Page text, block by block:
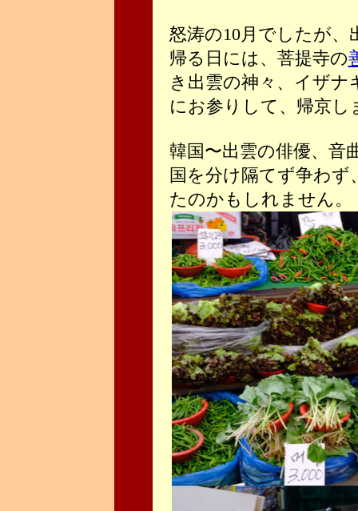
怒涛の10月でしたが、
帰る日には、菩提寺の
き出雲の神々、イザ
にお参りして、帰京し
韓国〜出雲の俳優、音
国を分け隔てず争わ
たのかもしれません。